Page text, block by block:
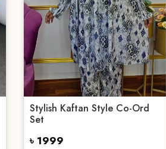
Stylish Kaftan Style Co-Ord
Set
৳ 1999